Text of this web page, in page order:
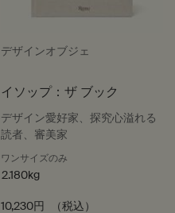
デザインオブジェ
イソップ：ザ ブック
デザイン愛好家、探究心溢れる
読者、審美家
ワンサイズのみ
2.180kg
10,230円 （税込）